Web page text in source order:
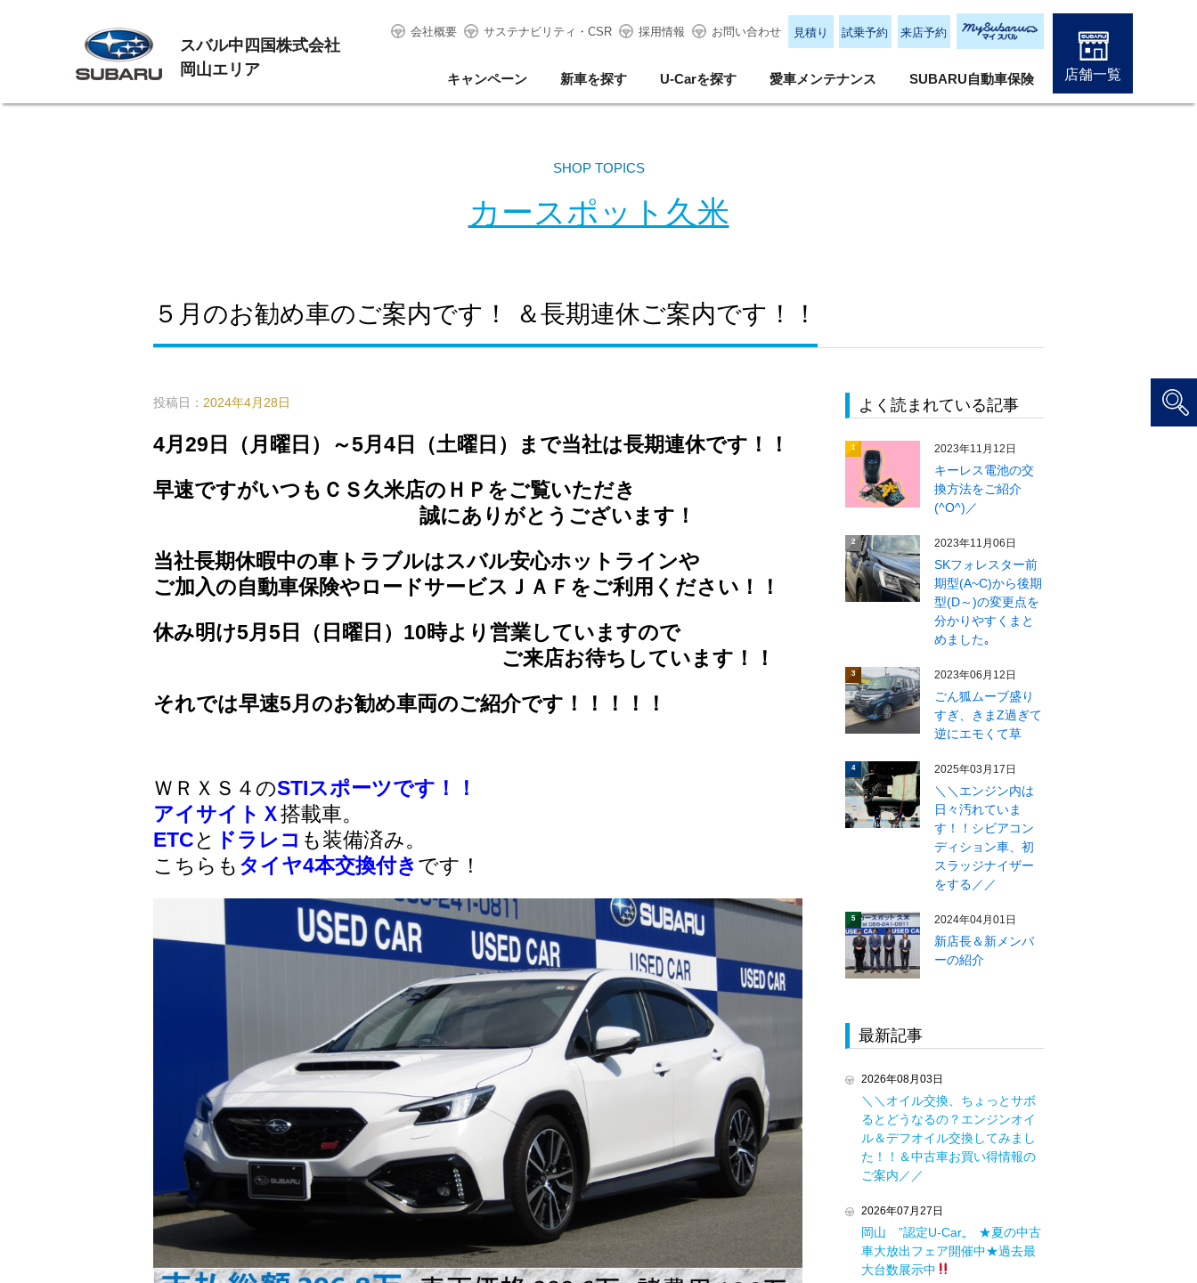
スバル中四国株式会社
岡山エリア
会社概要 サステナビリティ・CSR 採用情報 お問い合わせ 見積り 試乗予約 来店予約
キャンペーン 新車を探す U-Carを探す 愛車メンテナンス SUBARU自動車保険 店舗一覧
SHOP TOPICS
カースポット久米
５月のお勧め車のご案内です！ ＆長期連休ご案内です！！
投稿日： 2024年4月28日
4月29日（月曜日）～5月4日（土曜日）まで当社は長期連休です！！
早速ですがいつもＣＳ久米店のＨＰをご覧いただき
誠にありがとうございます！
当社長期休暇中の車トラブルはスバル安心ホットラインや
ご加入の自動車保険やロードサービスＪＡＦをご利用ください！！
休み明け5月5日（日曜日）10時より営業していますので
ご来店お待ちしています！！
それでは早速5月のお勧め車両のご紹介です！！！！！
ＷＲＸＳ４のSTIスポーツです！！
アイサイトＸ搭載車。
ETC と ドラレコ も装備済み。
こちらも タイヤ4本交換付き です！
よく読まれている記事
1 2023年11月12日
キーレス電池の交
換方法をご紹介
(^O^)／
2 2023年11月06日
SKフォレスター前
期型(A~C)から後期
型(D～)の変更点を
分かりやすくまと
めました｡
3 2023年06月12日
ごん狐ムーブ盛り
すぎ、きまZ過ぎて
逆にエモくて草
4 2025年03月17日
＼＼エンジン内は
日々汚れていま
す！！シビアコン
ディション車、初
スラッジナイザー
をする／／
5 2024年04月01日
新店長＆新メンバ
ーの紹介
最新記事
2026年08月03日
＼＼オイル交換、ちょっとサボ
るとどうなるの？エンジンオイ
ル＆デフオイル交換してみまし
た！！＆中古車お買い得情報の
ご案内／／
2026年07月27日
岡山 ”認定U-Car„ ★夏の中古
車大放出フェア開催中★過去最
大台数展示中